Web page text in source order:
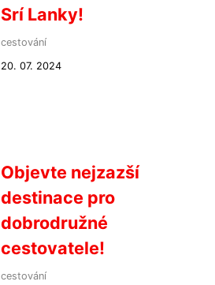
Srí Lanky!
cestování
20. 07. 2024
Objevte nejzazší
destinace pro
dobrodružné
cestovatele!
cestování